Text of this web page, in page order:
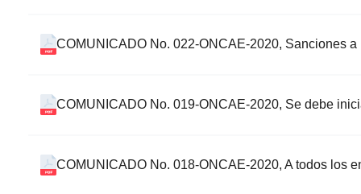
COMUNICADO No. 022-ONCAE-2020, Sanciones a
COMUNICADO No. 019-ONCAE-2020, Se debe
COMUNICADO No. 018-ONCAE-2020, A todos los